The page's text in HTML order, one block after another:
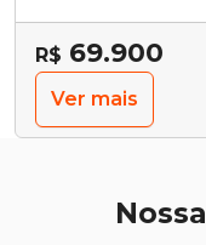
R$ 69.900
Ver mais